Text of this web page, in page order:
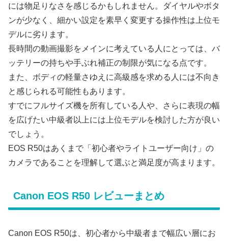
には物足りなさを感じるかもしれません。ダイヤルやボタ
ンが少なく、細かい設定を素早く変更する操作性は上位モ
デルに劣ります。
長時間の動画撮影をメインに考えている人にとっては、バ
ッテリーの持ちや手ぶれ補正の制限が気になる点です。
また、ボディの軽量さゆえに高級感を求める人には不向き
と感じられる可能性もあります。
すでにフルサイズ機を所有している人や、さらに表現の幅
を広げたい中級者以上には上位モデルを検討した方が良い
でしょう。
EOS R50はあくまで「初心者やライトユーザー向け」の
カメラであることを理解して選ぶと満足度が高まります。
Canon EOS R50 レビューまとめ
Canon EOS R50は、初心者から中級者まで幅広い層にお